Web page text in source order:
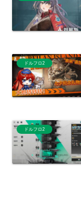
ドルフロ2
ドルフロ2